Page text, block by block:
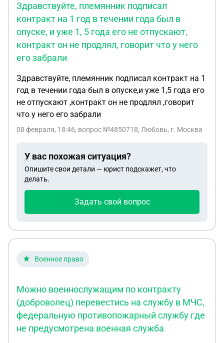
Здравствуйте, племянник подписал
контракт на 1 год в течении года был в
опуске, и уже 1, 5 года его не отпускают,
контракт он не продлял, говорит что у него
его забрали
Здравствуйте, племянник подписал контракт на 1
год в течении года был в опуске,и уже 1,5 года его
не отпускают ,контракт он не продлял ,говорит
что у него его забрали
08 февраля, 18:46, вопрос №4850718, Любовь, г. Москва
У вас похожая ситуация?
Опишите свои детали — юрист подскажет, что
делать.
Задать свой вопрос
Военное право
Можно военнослужащим по контракту
(доброволец) перевестись на службу в МЧС,
федеральную противопожарный службу где
не предусмотрена военная служба